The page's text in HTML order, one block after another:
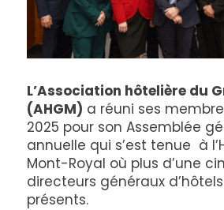
L’Association hôtelière du
(AHGM) a réuni ses
2025 pour son Assemblée
annuelle qui s’est tenue à
Mont-Royal où plus d’une
directeurs généraux
présents.